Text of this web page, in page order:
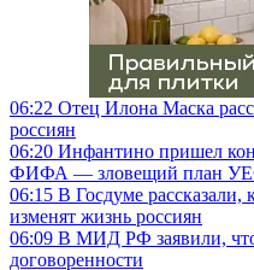
06:22 Отец Илона Маска
россиян
06:20 Инфантино пришел
ФИФА — зловещий план
06:15 В Госдуме
изменят жизнь россиян
06:09 В МИД РФ заявили,
договоренности